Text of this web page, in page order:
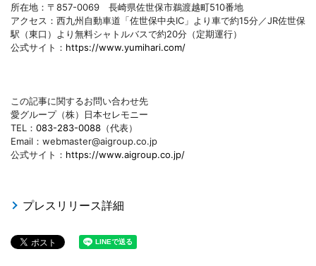
所在地：〒857-0069 長崎県佐世保市鵜渡越町510番地
アクセス：西九州自動車道「佐世保中央IC」より車で約15分／JR佐世保
駅（東口）より無料シャトルバスで約20分（定期運行）
公式サイト： https://www.yumihari.com/
この記事に関するお問い合わせ先
愛グループ（株）日本セレモニー
TEL： 083-283-0088 （代表）
Email：webmaster@aigroup.co.jp
公式サイト： https://www.aigroup.co.jp/
プレスリリース詳細